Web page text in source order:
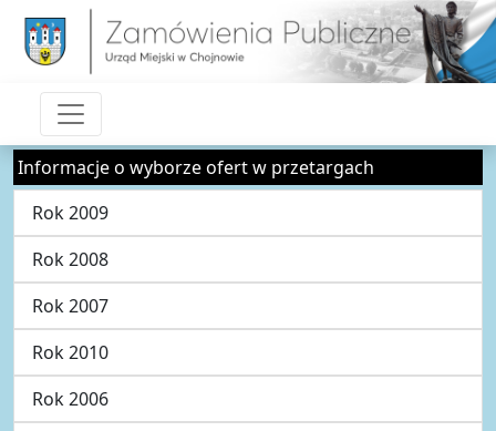
Informacje o wyborze ofert w przetargach
Rok 2009
Rok 2008
Rok 2007
Rok 2010
Rok 2006